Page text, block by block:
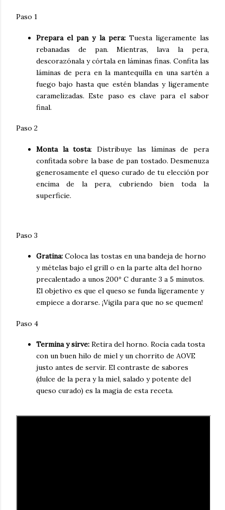
Paso 1
Prepara el pan y la pera: Tuesta ligeramente las
rebanadas de pan. Mientras, lava la pera,
descorazónala y córtala en láminas finas. Confita las
láminas de pera en la mantequilla en una sartén a
fuego bajo hasta que estén blandas y ligeramente
caramelizadas. Este paso es clave para el sabor
final.
Paso 2
Monta la tosta: Distribuye las láminas de pera
confitada sobre la base de pan tostado. Desmenuza
generosamente el queso curado de tu elección por
encima de la pera, cubriendo bien toda la
superficie.
Paso 3
Gratina: Coloca las tostas en una bandeja de horno
y mételas bajo el grill o en la parte alta del horno
precalentado a unos 200º C durante 3 a 5 minutos.
El objetivo es que el queso se funda ligeramente y
empiece a dorarse. ¡Vigila para que no se quemen!
Paso 4
Termina y sirve: Retira del horno. Rocía cada tosta
con un buen hilo de miel y un chorrito de AOVE
justo antes de servir. El contraste de sabores
(dulce de la pera y la miel, salado y potente del
queso curado) es la magia de esta receta.